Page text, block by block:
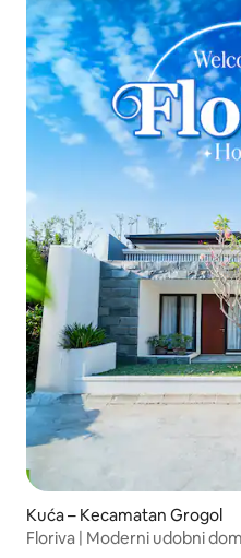
Kuća – Kecamatan Grogol
Floriva | Moderni udobni